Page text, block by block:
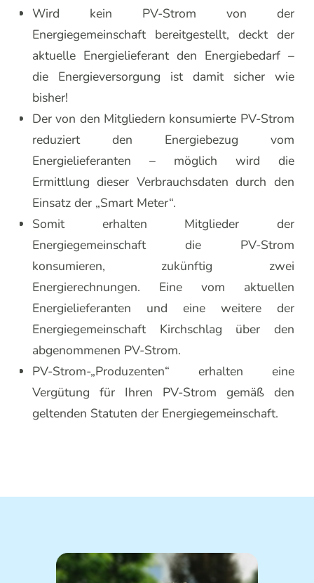
Wird kein PV-Strom von der
Energiegemeinschaft bereitgestellt, deckt der
aktuelle Energielieferant den Energiebedarf –
die Energieversorgung ist damit sicher wie
bisher!
Der von den Mitgliedern konsumierte PV-Strom
reduziert den Energiebezug vom
Energielieferanten – möglich wird die
Ermittlung dieser Verbrauchsdaten durch den
Einsatz der „Smart Meter“.
Somit erhalten Mitglieder der
Energiegemeinschaft die PV-Strom
konsumieren, zukünftig zwei
Energierechnungen. Eine vom aktuellen
Energielieferanten und eine weitere der
Energiegemeinschaft Kirchschlag über den
abgenommenen PV-Strom.
PV-Strom-„Produzenten“ erhalten eine
Vergütung für Ihren PV-Strom gemäß den
geltenden Statuten der Energiegemeinschaft.